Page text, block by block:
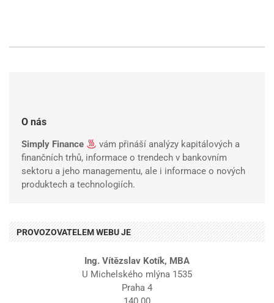
O nás
Simply Finance
vám přináší analýzy kapitálových a
finančních trhů, informace o trendech v bankovním
sektoru a jeho managementu, ale i informace o nových
produktech a technologiích.
PROVOZOVATELEM WEBU JE
Ing. Vítězslav Kotík, MBA
U Michelského mlýna 1535
Praha 4